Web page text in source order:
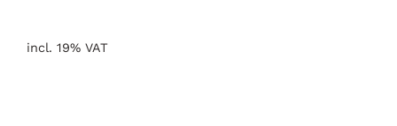
incl. 19% VAT